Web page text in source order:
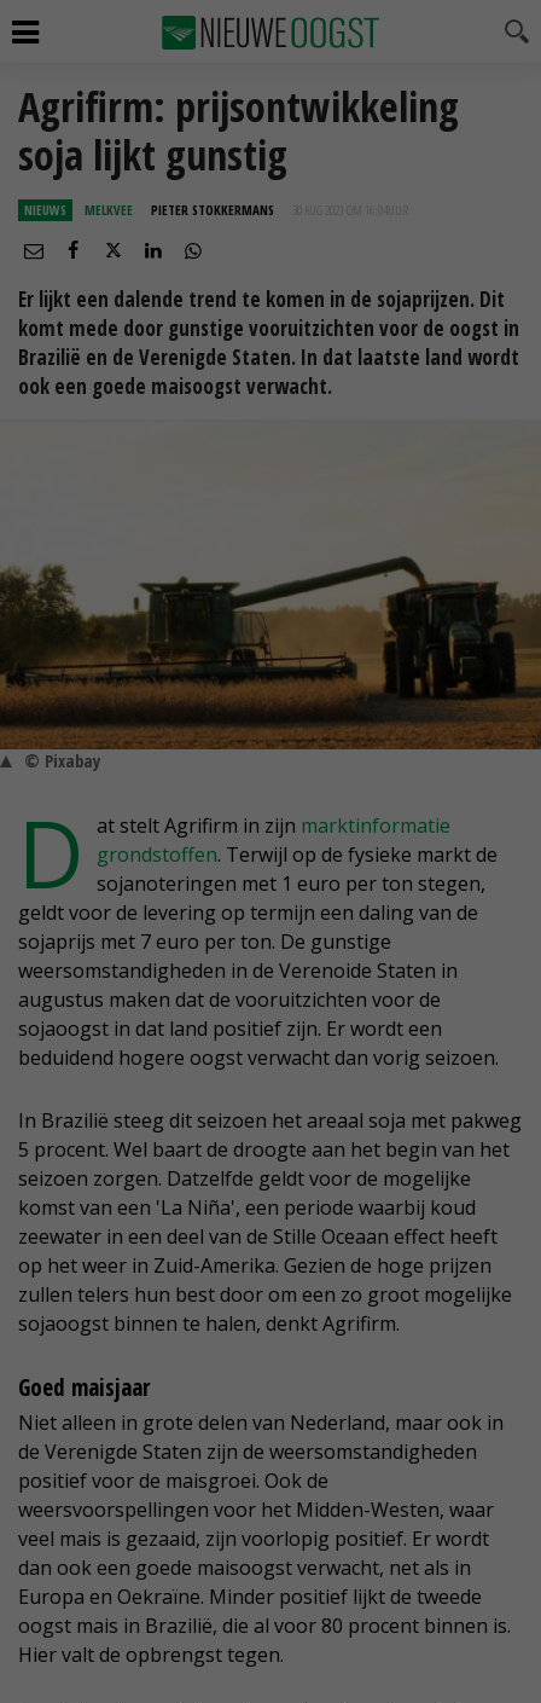
Agrifirm: prijsontwikkeling
soja lijkt gunstig
NIEUWS MELKVEE PIETER STOKKERMANS 30 AUG 2021 OM 16:04
Er lijkt een dalende trend te komen in de sojaprijzen. Dit
komt mede door gunstige vooruitzichten voor de oogst in
Brazilië en de Verenigde Staten. In dat laatste land wordt
ook een goede maisoogst verwacht.
© Pixabay
D at stelt Agrifirm in zijn marktinformatie
grondstoffen. Terwijl op de fysieke markt de
sojanoteringen met 1 euro per ton stegen,
geldt voor de levering op termijn een daling van de
sojaprijs met 7 euro per ton. De gunstige
weersomstandigheden in de Verenoide Staten in
augustus maken dat de vooruitzichten voor de
sojaoogst in dat land positief zijn. Er wordt een
beduidend hogere oogst verwacht dan vorig seizoen.
In Brazilië steeg dit seizoen het areaal soja met pakweg
5 procent. Wel baart de droogte aan het begin van het
seizoen zorgen. Datzelfde geldt voor de mogelijke
komst van een 'La Niña', een periode waarbij koud
zeewater in een deel van de Stille Oceaan effect heeft
op het weer in Zuid-Amerika. Gezien de hoge prijzen
zullen telers hun best door om een zo groot mogelijke
sojaoogst binnen te halen, denkt Agrifirm.
Goed maisjaar
Niet alleen in grote delen van Nederland, maar ook in
de Verenigde Staten zijn de weersomstandigheden
positief voor de maisgroei. Ook de
weersvoorspellingen voor het Midden-Westen, waar
veel mais is gezaaid, zijn voorlopig positief. Er wordt
dan ook een goede maisoogst verwacht, net als in
Europa en Oekraïne. Minder positief lijkt de tweede
oogst mais in Brazilië, die al voor 80 procent binnen is.
Hier valt de opbrengst tegen.